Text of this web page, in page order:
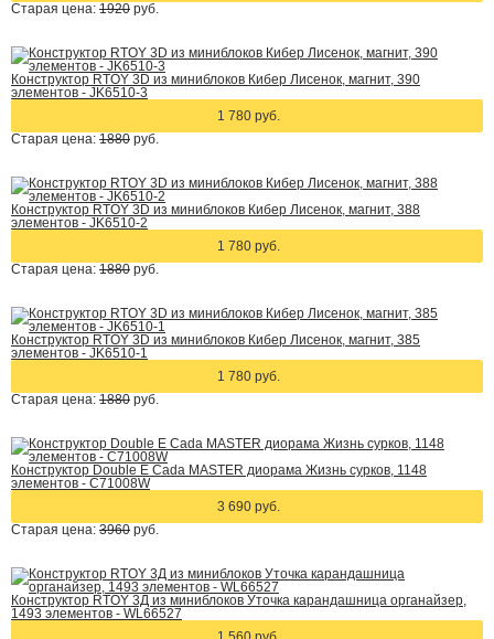
Старая цена: 1920 руб.
Конструктор RTOY 3D из миниблоков Кибер Лисенок, магнит, 390
элементов - JK6510-3
1 780 руб.
Старая цена: 1880 руб.
Конструктор RTOY 3D из миниблоков Кибер Лисенок, магнит, 388
элементов - JK6510-2
1 780 руб.
Старая цена: 1880 руб.
Конструктор RTOY 3D из миниблоков Кибер Лисенок, магнит, 385
элементов - JK6510-1
1 780 руб.
Старая цена: 1880 руб.
Конструктор Double E Cada MASTER диорама Жизнь сурков, 1148
элементов - C71008W
3 690 руб.
Старая цена: 3960 руб.
Конструктор RTOY 3Д из миниблоков Уточка карандашница органайзер,
1493 элементов - WL66527